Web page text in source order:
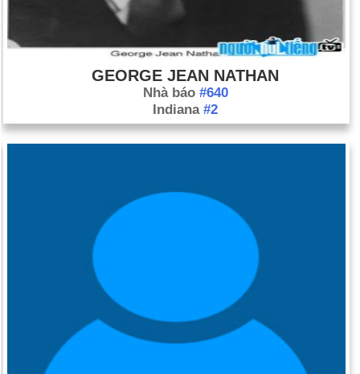
GEORGE JEAN NATHAN
Nhà báo #640
Indiana #2